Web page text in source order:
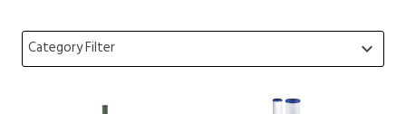
Category Filter keyboard_arrow_down